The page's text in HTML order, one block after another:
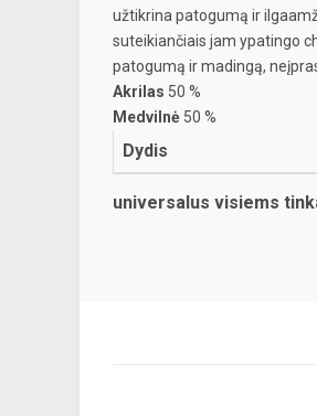
užtikrina patogumą ir
suteikiančiais jam ypatingo
patogumą ir madingą,
Akrilas 50 %
Medvilnė 50 %
Dydis
universalus visiems